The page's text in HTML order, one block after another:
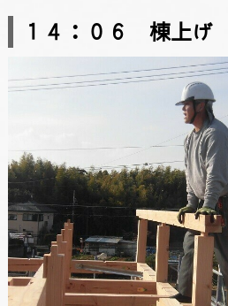
１４：０６ 棟上げ